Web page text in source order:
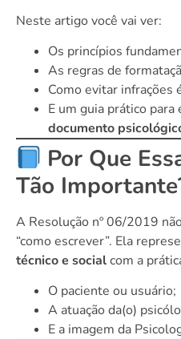
Neste artigo você vai ver:
Os princípios
As regras de
Como evitar infrações
E um guia prático para
documento
Por Que
Tão
A Resolução nº 06/2019
“como escrever”. Ela
técnico e socialcom a
O paciente ou usuário;
A atuação da(o)
E a imagem da